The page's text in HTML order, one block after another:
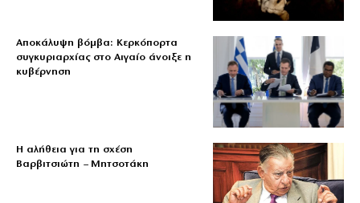
Αποκάλυψη βόμβα: Κερκόπορτα
συγκυριαρχίας στο Αιγαίο άνοιξε η
κυβέρνηση
Η αλήθεια για τη σχέση
Βαρβιτσιώτη – Μητσοτάκη